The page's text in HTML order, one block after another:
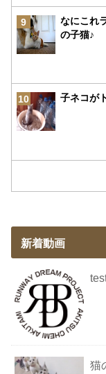
9
なにこれ
の子猫♪
10 子ネコが
新着動画
猫